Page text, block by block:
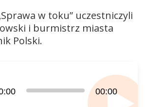
w toku” uczestniczyli
i burmistrz miasta
Polski.
00:00